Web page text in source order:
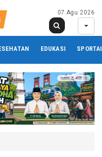
07 Agu 2026
EDUKASI